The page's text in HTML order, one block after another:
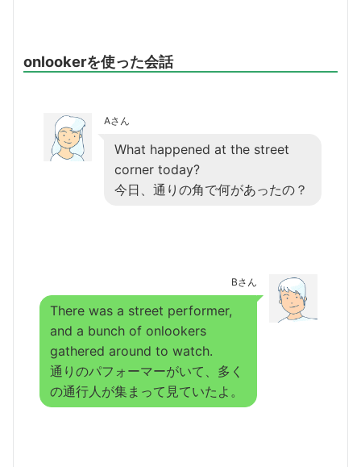
onlookerを使った会話
Aさん
What happened at the street
corner today?
今日、通りの角で何があったの？
Bさん
There was a street performer,
and a bunch of onlookers
gathered around to watch.
通りのパフォーマーがいて、多く
の通行人が集まって見ていたよ。